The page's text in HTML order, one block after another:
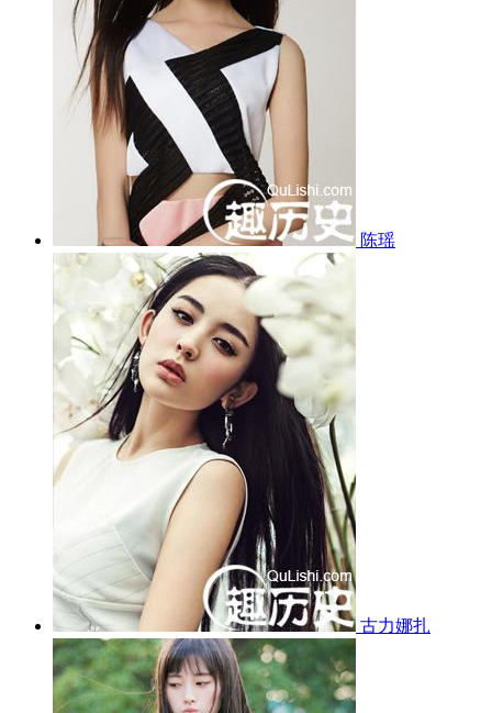
陈瑶
古力娜扎